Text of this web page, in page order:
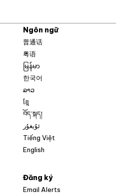
Ngôn ngữ
普通话
粤语
မြန်မာ
한국어
ລາວ
ខ្មែ
བོད་སྐད།
ئۇيغۇر
Tiếng Việt
English
Đăng ký
Email Alerts